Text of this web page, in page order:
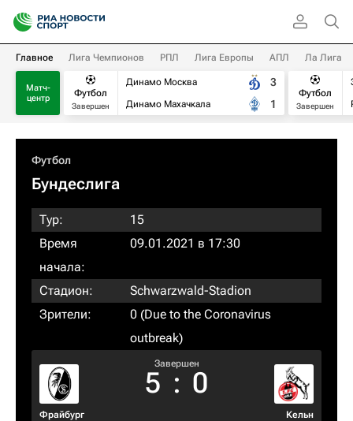
Главное Лига Чемпионов РПЛ Лига Европы АПЛ Ла Лига
Матч-
центр
Футбол
Завершен
Динамо Москва
Динамо Махачкала
3
1
Футбол
Завершен
Футбол
Бундеслига
Тур:
15
Время
начала:
09.01.2021 в 17:30
Стадион:
Schwarzwald-Stadion
Зрители:
0 (Due to the Coronavirus
outbreak)
Фрайбург
Завершен
5 : 0
Кельн